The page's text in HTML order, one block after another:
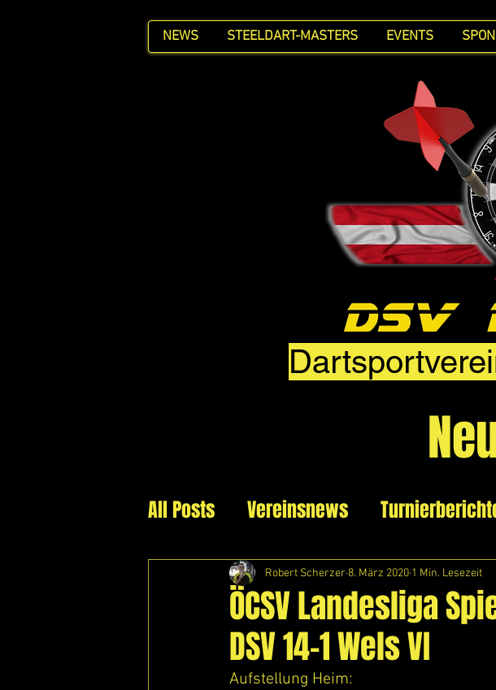
NEWS STEELDART-MASTERS EVENTS
All Posts Vereinsnews
ÖCSV Landesliga
DSV 14-1 Wels VI
Robert Scherzer 8. März 2020 1 Min. Lesezeit
Aufstellung Heim: